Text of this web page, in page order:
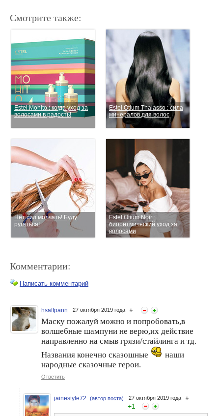
Смотрите также:
Estel Mohito : когда уход за
волосами в радость!
Estel Otium Thalasso : сила
минералов для волос
Нет сил молчать! Буду
ругаться!
Estel Otium Noir :
биоритмический уход за
волосами
Estel Otium Miracle Revive :
глубокое восстановление
поврежденных волос
Estel Otium Miracle Revive :
восстанавливающий уход
за волосами
Комментарии:
Написать комментарий
hsaffpann 27 октября 2019 года #
Маску пожалуй можно и попробовать,в
волшебные шампуни не верю,их действие
направленно на смыв грязи/стайлинга и тд.
Названия конечно сказошные
наши
народные сказочные герои.
Ответить
jainestyle72 (автор поста) 27 октября 2019 года #
+1